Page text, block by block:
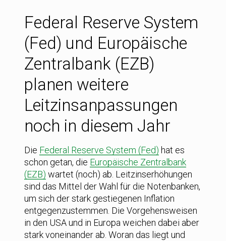
Federal Reserve System
(Fed) und Europäische
Zentralbank (EZB)
planen weitere
Leitzinsanpassungen
noch in diesem Jahr
Die Federal Reserve System (Fed) hat es
schon getan, die Europäische Zentralbank
(EZB) wartet (noch) ab. Leitzinserhöhungen
sind das Mittel der Wahl für die Notenbanken,
um sich der stark gestiegenen Inflation
entgegenzustemmen. Die Vorgehensweisen
in den USA und in Europa weichen dabei aber
stark voneinander ab. Woran das liegt und